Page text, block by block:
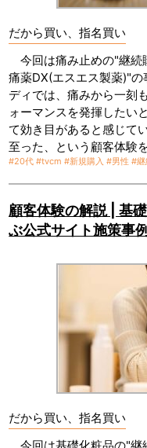
だから買い、指名買い
今回は痛み止めの"継続
痛薬DX(エスエス製薬)"
ディでは、痛みから一刻
ォーマンスを発揮したい
て効き目があると感じて
至った、という顧客体験
#20代 #tvcm #新規購入 #男性 #継
顧客体験の解説 | 基
ぶ公式サイト施策事例
だから買い、指名買い